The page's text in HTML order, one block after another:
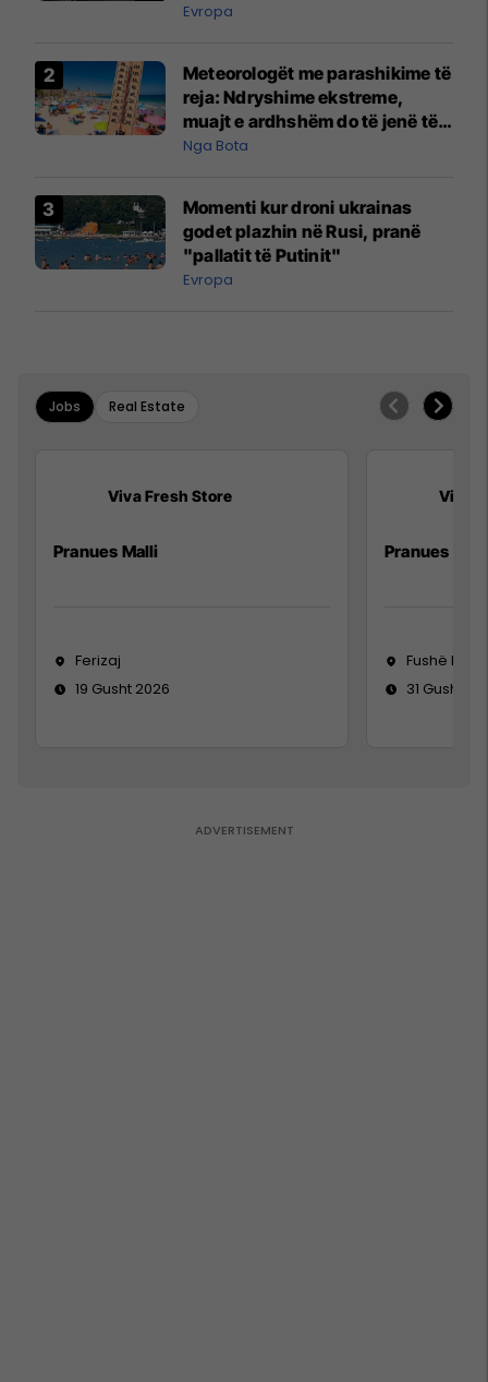
Evropa
Meteorologët me parashikime të
reja: Ndryshime ekstreme,
muajt e ardhshëm do të jenë të
pazakontë
Nga Bota
Momenti kur droni ukrainas
godet plazhin në Rusi, pranë
"pallatit të Putinit"
Evropa
Jobs Real Estate
Viva Fresh Store
Pranues Malli
Ferizaj
19 Gusht 2026
Viva
Pranues
Fushë
31 Gusht